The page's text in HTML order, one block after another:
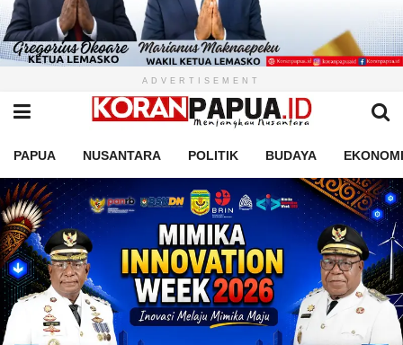
ADVERTISEMENT
PAPUA NUSANTARA POLITIK BUDAYA EKONOMI